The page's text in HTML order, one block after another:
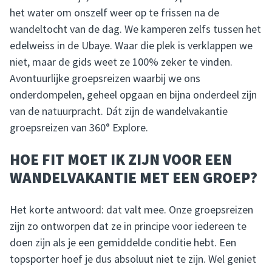
het water om onszelf weer op te frissen na de
wandeltocht van de dag. We kamperen zelfs tussen het
edelweiss in de Ubaye. Waar die plek is verklappen we
niet, maar de gids weet ze 100% zeker te vinden.
Avontuurlijke groepsreizen waarbij we ons
onderdompelen, geheel opgaan en bijna onderdeel zijn
van de natuurpracht. Dát zijn de wandelvakantie
groepsreizen van 360° Explore.
HOE FIT MOET IK ZIJN VOOR EEN
WANDELVAKANTIE MET EEN GROEP?
Het korte antwoord: dat valt mee. Onze groepsreizen
zijn zo ontworpen dat ze in principe voor iedereen te
doen zijn als je een gemiddelde conditie hebt. Een
topsporter hoef je dus absoluut niet te zijn. Wel geniet